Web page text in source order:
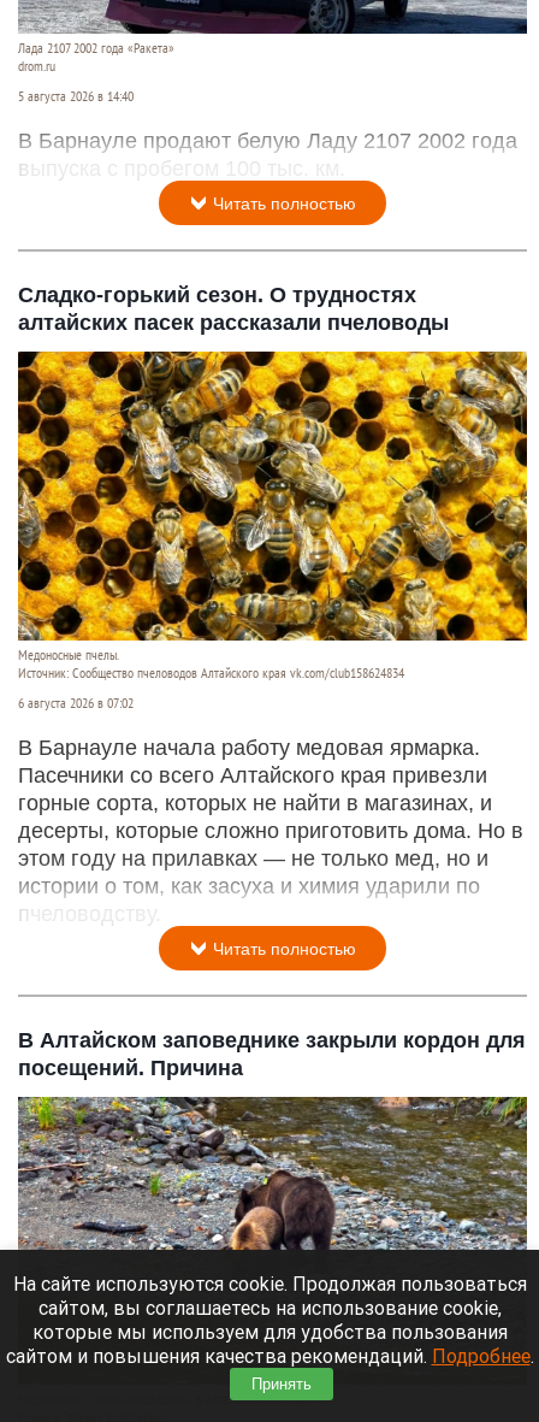
Лада 2107 2002 года «Ракета»
drom.ru
5 августа 2026 в 14:40
В Барнауле продают белую Ладу 2107 2002 года
выпуска с пробегом 100 тыс. км.
Читать полностью
Сладко-горький сезон. О трудностях
алтайских пасек рассказали пчеловоды
Медоносные пчелы.
Источник: Сообщество пчеловодов Алтайского края vk.com/club158624834
6 августа 2026 в 07:02
В Барнауле начала работу медовая ярмарка.
Пасечники со всего Алтайского края привезли
горные сорта, которых не найти в магазинах, и
десерты, которые сложно приготовить дома. Но в
этом году на прилавках — не только мед, но и
истории о том, как засуха и химия ударили по
пчеловодству.
Читать полностью
В Алтайском заповеднике закрыли кордон для
посещений. Причина
Медвежонок с мамой-медведицей в Алтайском заповеднике.
На сайте используются cookie. Продолжая пользоваться
сайтом, вы соглашаетесь на использование cookie,
которые мы используем для удобства пользования
сайтом и повышения качества рекомендаций. Подробнее.
Принять